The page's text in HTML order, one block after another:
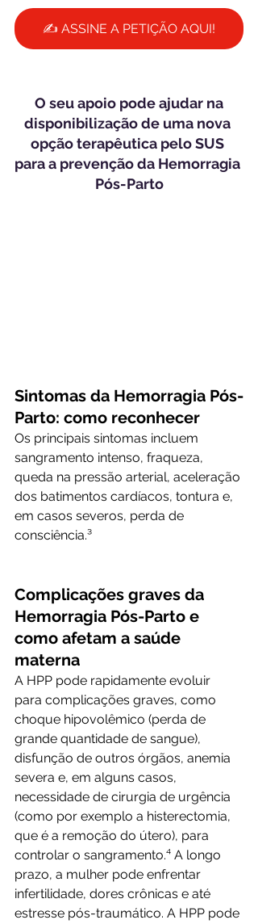
✍️ ASSINE A PETIÇÃO AQUI!
O seu apoio pode ajudar na
disponibilização de uma nova
opção terapêutica pelo SUS
para a prevenção da Hemorragia
Pós-Parto
Sintomas da Hemorragia Pós-
Parto: como reconhecer
Os principais sintomas incluem
sangramento intenso, fraqueza,
queda na pressão arterial, aceleração
dos batimentos cardíacos, tontura e,
em casos severos, perda de
consciência.³
Complicações graves da
Hemorragia Pós-Parto e
como afetam a saúde
materna
A HPP pode rapidamente evoluir
para complicações graves, como
choque hipovolêmico (perda de
grande quantidade de sangue),
disfunção de outros órgãos, anemia
severa e, em alguns casos,
necessidade de cirurgia de urgência
(como por exemplo a histerectomia,
que é a remoção do útero), para
controlar o sangramento.⁴ A longo
prazo, a mulher pode enfrentar
infertilidade, dores crônicas e até
estresse pós-traumático. A HPP pode